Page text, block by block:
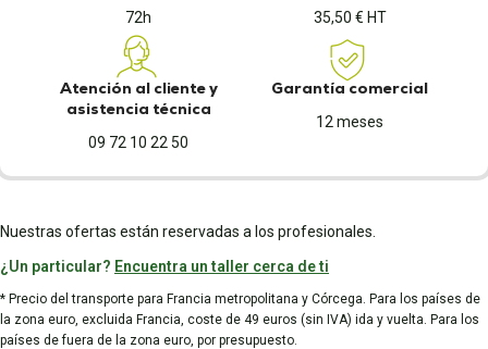
72h 35,50 € HT
Atención al cliente y
asistencia técnica
09 72 10 22 50
Garantía comercial
12 meses
Nuestras ofertas están reservadas a los profesionales.
¿Un particular? Encuentra un taller cerca de ti
* Precio del transporte para Francia metropolitana y Córcega. Para los países de
la zona euro, excluida Francia, coste de 49 euros (sin IVA) ida y vuelta. Para los
países de fuera de la zona euro, por presupuesto.